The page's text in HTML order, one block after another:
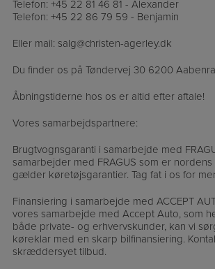
Telefon: +45 22 81 46 81 - Alexander
Telefon: +45 22 86 79 59 - Benjamin
Eller mail: salg@christen-agerley.dk
Du finder os på Tøndervej 30 6200
Åbningstiderne hos os er altid efter aftale!
Vores samarbejdspartnere:
Brugtvognsgaranti i samarbejde med
samarbejder med FRAGUS som er
gælder køretøjsgarantier. Tag fat i os for
Finansiering i samarbejde med ACCEPT
vores samarbejde med Accept Auto, som
både private- og erhvervskunder, kan vi
køreklar med en skarp bilfinansiering.
skræddersyet tilbud.